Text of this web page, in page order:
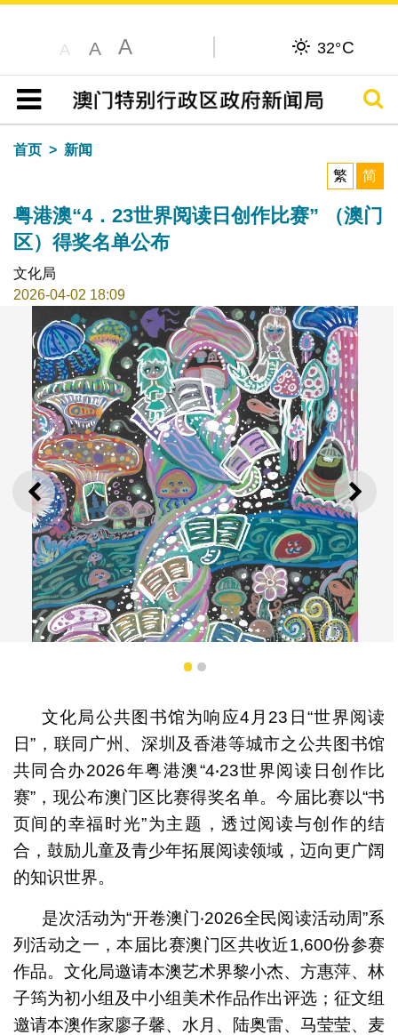
A A A 32°C
目录
搜寻
首页
新闻
繁
简
粤港澳“4．23世界阅读日创作比赛” （澳门
区）得奖名单公布
文化局
2026-04-02 18:09
上一则 下一
中小组冠军作品
1 2
文化局公共图书馆为响应4月23日“世界阅读
日”，联同广州、深圳及香港等城市之公共图书馆
共同合办2026年粤港澳“4‧23世界阅读日创作比
赛”，现公布澳门区比赛得奖名单。今届比赛以“书
页间的幸福时光”为主题，透过阅读与创作的结
合，鼓励儿童及青少年拓展阅读领域，迈向更广阔
的知识世界。
是次活动为“开卷澳门‧2026全民阅读活动周”系
列活动之一，本届比赛澳门区共收近1,600份参赛
作品。文化局邀请本澳艺术界黎小杰、方惠萍、林
子筠为初小组及中小组美术作品作出评选；征文组
邀请本澳作家廖子馨、水月、陆奥雷、马莹莹、麦